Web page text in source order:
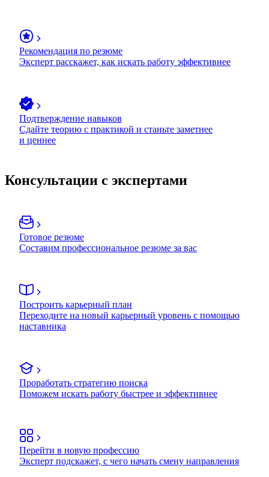
Рекомендация по резюме
Эксперт расскажет, как искать работу эффективнее
Подтверждение навыков
Сдайте теорию с практикой и станьте заметнее
и ценнее
Консультации с экспертами
Готовое резюме
Составим профессиональное резюме за вас
Построить карьерный план
Переходите на новый карьерный уровень с помощью
наставника
Проработать стратегию поиска
Поможем искать работу быстрее и эффективнее
Перейти в новую профессию
Эксперт подскажет, с чего начать смену направления